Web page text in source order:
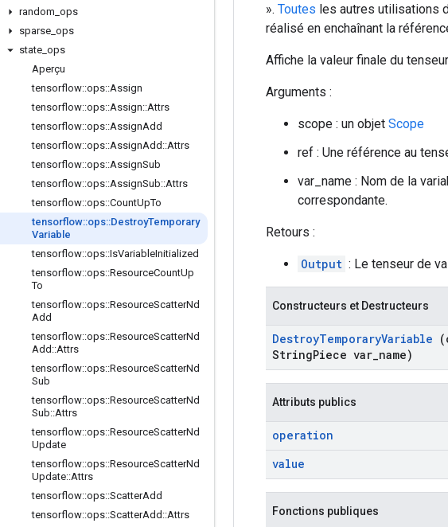
random ops
sparse ops
state ops
Aperçu
tensorflow::ops::Assign
tensorflow::ops::Assign::Attrs
tensorflow::ops::AssignAdd
tensorflow::ops::AssignAdd ::Attrs
tensorflow::ops::AssignSub
tensorflow::ops::AssignSub::Attrs
tensorflow::ops::CountUpTo
tensorflow::ops::DestroyTemporary
Variable
tensorflow::ops::IsVariableInitialized
tensorflow::ops::ResourceCountUp
To
tensorflow::ops::ResourceScatterNd
Add
tensorflow::ops::ResourceScatterNd
Add ::Attrs
tensorflow::ops::ResourceScatterNd
Sub
tensorflow::ops::ResourceScatterNd
Sub::Attrs
tensorflow::ops::ResourceScatterNd
Update
tensorflow::ops::ResourceScatterNd
Update::Attrs
tensorflow::ops::ScatterAdd
tensorflow::ops::ScatterAdd ::Attrs
». Toutes les autres utilisations
réalisé en enchaînant la
Affiche la valeur finale du
Arguments :
scope : un objet Scope
ref : Une référence au
var_name : Nom de la
correspondante.
Retours :
Output : Le tenseur de
Constructeurs et Destructeurs
DestroyTemporaryVariable
StringPiece var name)
Attributs publics
operation
value
Fonctions publiques